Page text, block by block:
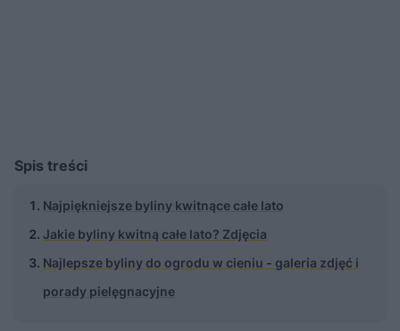
Spis treści
Najpiękniejsze byliny kwitnące całe lato
Jakie byliny kwitną całe lato? Zdjęcia
Najlepsze byliny do ogrodu w cieniu - galeria zdjęć i
porady pielęgnacyjne